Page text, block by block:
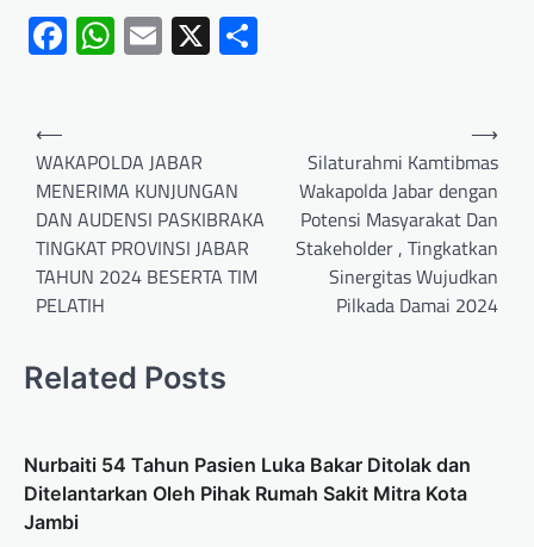
Facebook
WhatsApp
Email
X
⟵
WAKAPOLDA JABAR
MENERIMA KUNJUNGAN
DAN AUDENSI PASKIBRAKA
TINGKAT PROVINSI JABAR
TAHUN 2024 BESERTA TIM
PELATIH
Silaturahmi Kamtibmas
Wakapolda Jabar dengan
Potensi Masyarakat Dan
Stakeholder , Tingkatkan
Sinergitas Wujudkan
Pilkada Damai 2024
⟶
Related Posts
Nurbaiti 54 Tahun Pasien Luka Bakar Ditolak dan
Ditelantarkan Oleh Pihak Rumah Sakit Mitra Kota
Jambi